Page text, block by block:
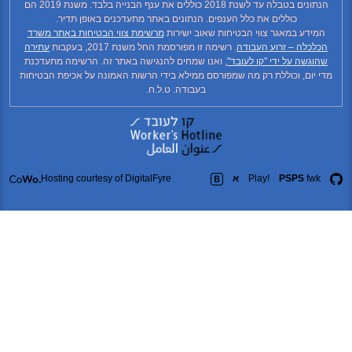
הנתונים בטבלה עד לשנת 2018 כוללים את ענף הבנייה בלבד. משנת 2019 הם
כוללים את כלל הענפים. הנתונים באתר מתעדכנים באופן תדיר.
במאגר צווי הבטיחות שאוב ישירותמרשימת צווי הבטיחות באתר משרד
– זרוע העבודה. רשימה זו מפורסמת החל משנת 2017, בעקבות
עתירה
על ידי "קו לעובד", ואנו שמחים להנגישה באתר זה. הרשימה מתעדכנת
וכוללת רק מה שמפורסם ממילא בידי הרשות האמונה על אכיפת הבטיחות
בעבודה. ט.ל.ח.
Hosting courtesy of DigitalFyre א Play! PSPS